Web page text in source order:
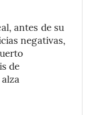
antes de su
negativas,
de